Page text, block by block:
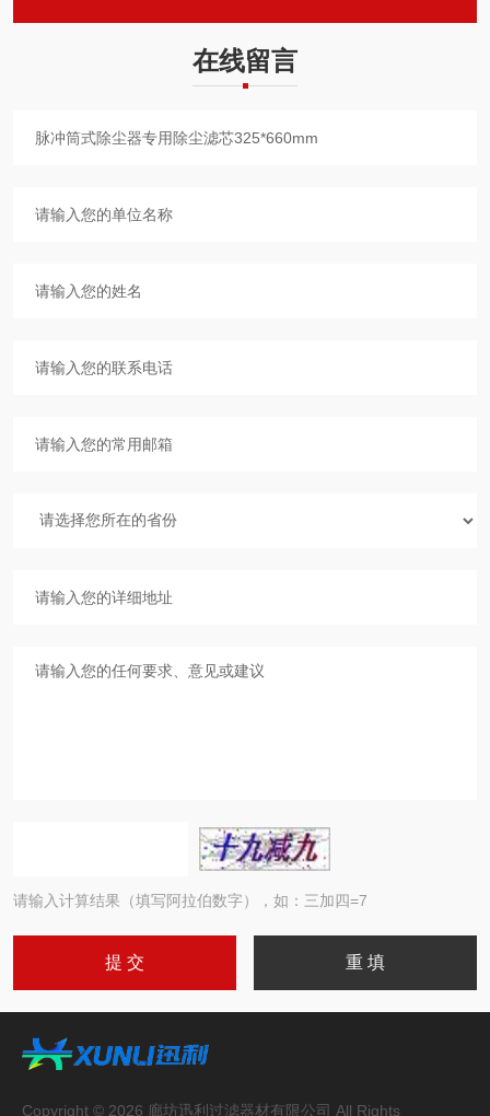
在线留言
请输入计算结果（填写阿拉伯数字），如：三加四=7
Copyright © 2026 廊坊迅利过滤器材有限公司 All Rights